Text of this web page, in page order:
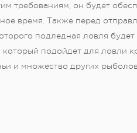
требованиям, он будет
время. Также перед
подледная ловля
подойдет для ловли
и множество других